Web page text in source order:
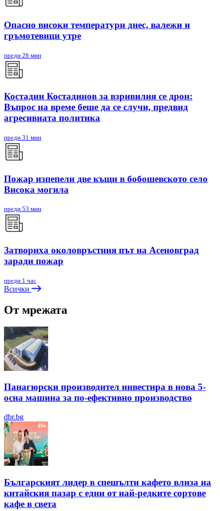
Опасно високи температури днес, валежи и
гръмотевици утре
преди 28 мин
Костадин Костадинов за взривилия се дрон:
Въпрос на време беше да се случи, предвид
агресивната политика
преди 31 мин
Пожар изпепели две къщи в бобошевското село
Висока могила
преди 53 мин
Затвориха околовръстния път на Асеновград
заради пожар
преди 1 час
Всички
От мрежата
Панагюрски производител инвестира в нова 5-
осна машина за по-ефективно производство
dbr.bg
Българският лидер в спешълти кафето влиза на
китайския пазар с едни от най-редките сортове
кафе в света